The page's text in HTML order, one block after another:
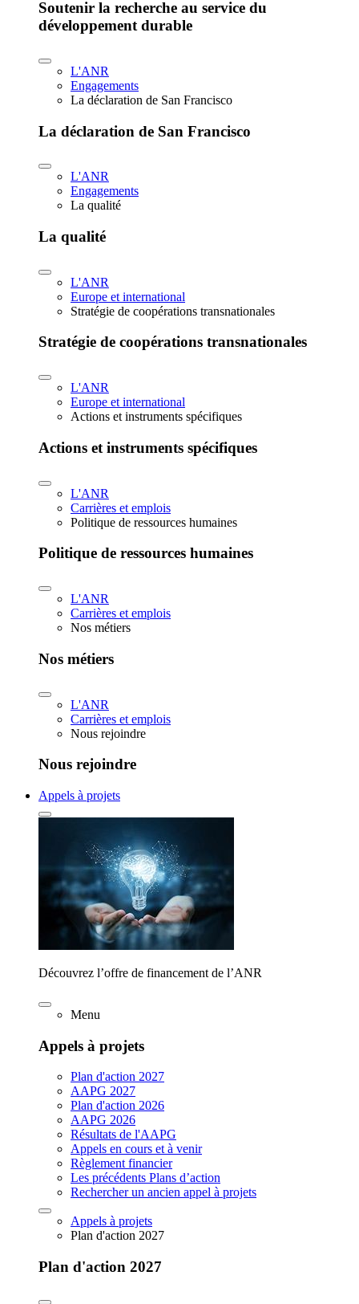
Soutenir la recherche au service du
développement durable
L'ANR
Engagements
La déclaration de San Francisco
La déclaration de San Francisco
L'ANR
Engagements
La qualité
La qualité
L'ANR
Europe et international
Stratégie de coopérations transnationales
Stratégie de coopérations transnationales
L'ANR
Europe et international
Actions et instruments spécifiques
Actions et instruments spécifiques
L'ANR
Carrières et emplois
Politique de ressources humaines
Politique de ressources humaines
L'ANR
Carrières et emplois
Nos métiers
Nos métiers
L'ANR
Carrières et emplois
Nous rejoindre
Nous rejoindre
Appels à projets
Découvrez l’offre de financement de l’ANR
Menu
Appels à projets
Plan d'action 2027
AAPG 2027
Plan d'action 2026
AAPG 2026
Résultats de l'AAPG
Appels en cours et à venir
Règlement financier
Les précédents Plans d’action
Rechercher un ancien appel à projets
Appels à projets
Plan d'action 2027
Plan d'action 2027